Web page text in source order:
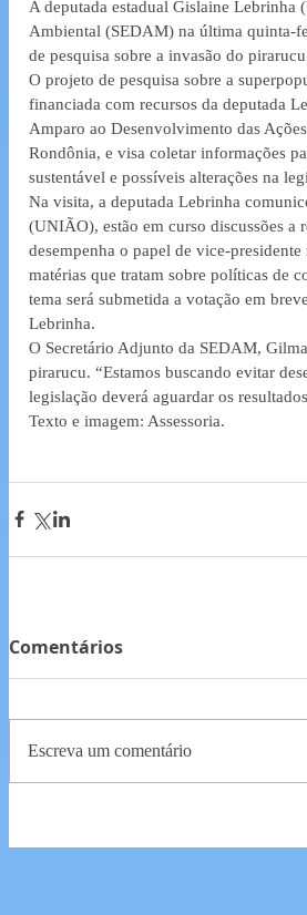
A deputada estadual Gislaine
Ambiental (SEDAM) na última quinta-
de pesquisa sobre a invasão do
O projeto de pesquisa sobre a
financiada com recursos da deputada
Amparo ao Desenvolvimento das
Rondônia, e visa coletar informações
sustentável e possíveis alterações na
Na visita, a deputada Lebrinha
(UNIÃO), estão em curso discussões
desempenha o papel de vice-
matérias que tratam sobre políticas de
tema será submetida a votação em
Lebrinha.
O Secretário Adjunto da SEDAM,
pirarucu. “Estamos buscando evitar
legislação deverá aguardar os
Texto e imagem: Assessoria.
Comentários
Escreva um comentário